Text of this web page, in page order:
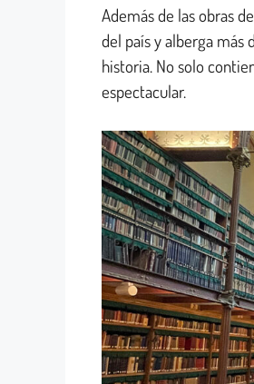
Además de las obras
del país y alberga más
historia. No solo
espectacular.